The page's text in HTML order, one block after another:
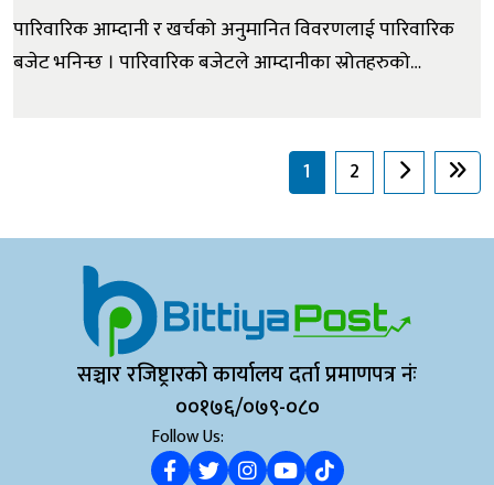
पारिवारिक आम्दानी र खर्चको अनुमानित विवरणलाई पारिवारिक
बजेट भनिन्छ । पारिवारिक बजेटले आम्दानीका स्रोतहरुको
निर्माण किन ? - परिवारको वित्तीय लक्ष्य निर्धारण गर्न । - उपलब्ध
1 2
सञ्चार रजिष्ट्रारको कार्यालय दर्ता प्रमाणपत्र नंः
००१७६/०७९-०८०
Follow Us: